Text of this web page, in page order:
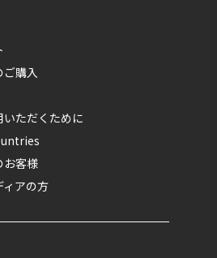
購入
ただくために
お客様
ィアの方